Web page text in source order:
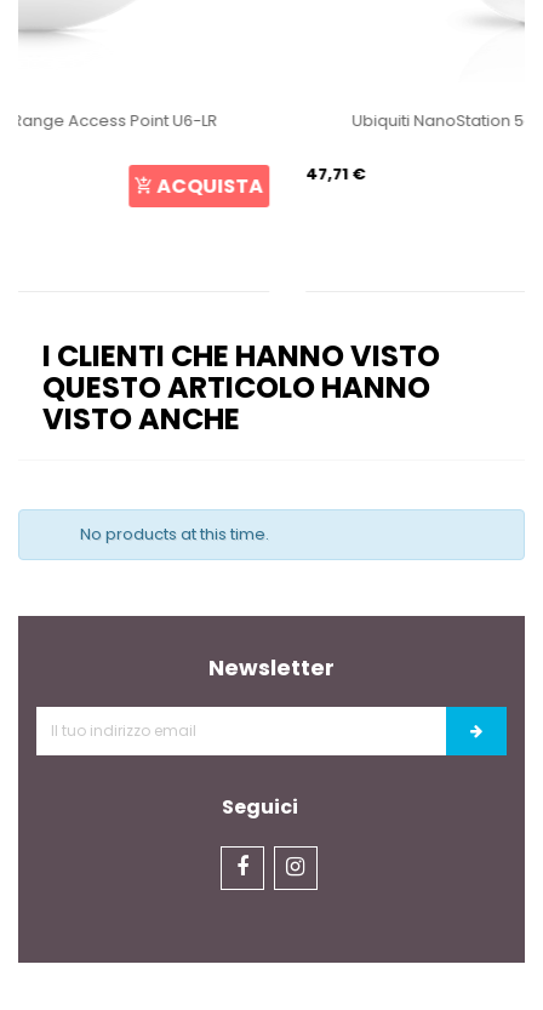
Ubiquiti NanoStation 5ac Loco NS-5ACL Loco5AC
I CLIENTI CHE HANNO VISTO
QUESTO ARTICOLO HANNO
VISTO ANCHE
No products at this time.
Newsletter
Seguici